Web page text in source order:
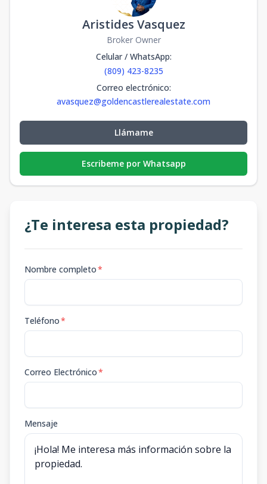
Aristides Vasquez
Broker Owner
Celular / WhatsApp:
(809) 423-8235
Correo electrónico:
avasquez@goldencastlerealestate.com
Llámame
Escribeme por Whatsapp
¿Te interesa esta propiedad?
Nombre completo*
Teléfono*
Correo Electrónico*
Mensaje